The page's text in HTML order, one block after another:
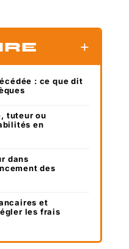
: ce que dit
tuteur ou
en
dans
des
et
les frais